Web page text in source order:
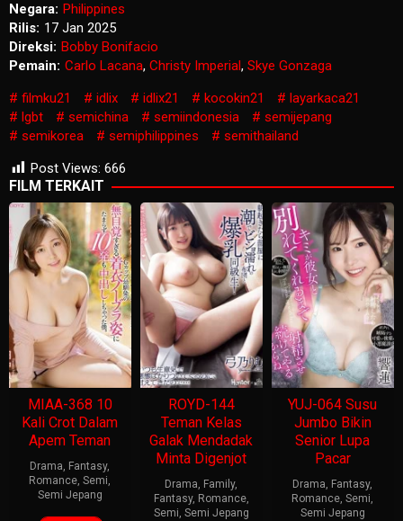
Negara: Philippines
Rilis: 17 Jan 2025
Direksi: Bobby Bonifacio
Pemain: Carlo Lacana, Christy Imperial, Skye Gonzaga
filmku21
idlix idlix21 kocokin21
layarkaca21
lgbt
semichina semiindonesia
semijepang
semikorea
semiphilippines
semithailand
Post Views: 666
FILM TERKAIT
MIAA-368 10
Kali Crot Dalam
Apem Teman
Drama, Fantasy,
Romance,Semi,
Semi Jepang
ROYD-144
Teman Kelas
Galak Mendadak
Minta Digenjot
Drama, Family,
Fantasy, Romance,
Semi, Semi Jepang
YUJ-064 Susu
Jumbo Bikin
Senior Lupa
Pacar
Drama, Fantasy,
Romance,Semi,
Semi Jepang